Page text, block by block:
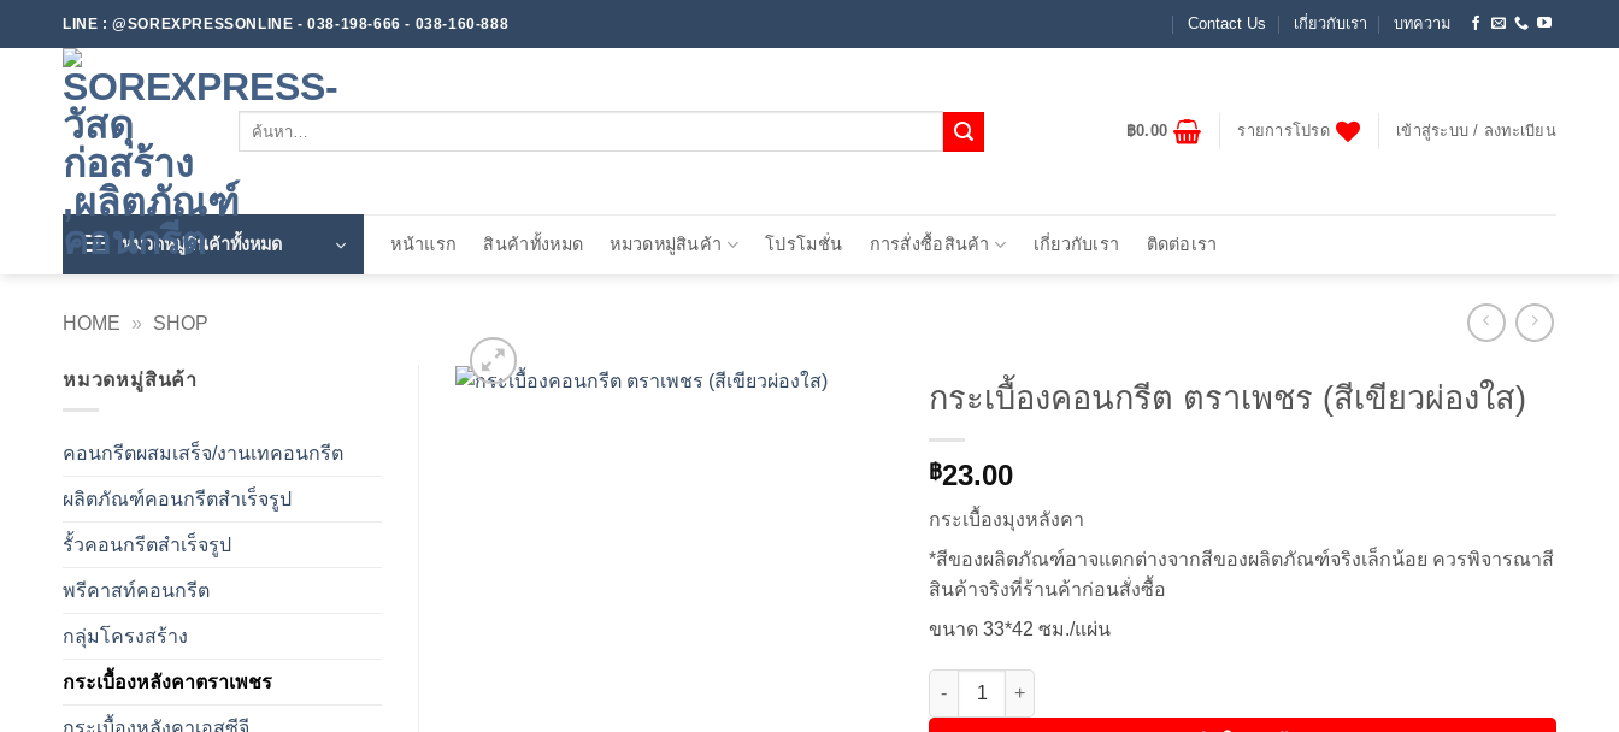
ไป
LINE : @SOREXPRESSONLINE - 038-198-666 - 038-160-888 Contact Us เกี่ยวกับเรา บทความ
ค้นหา:
฿0.00 รายการโปรด เข้าสู่ระบบ / ลงทะเบียน
หมวดหมู่สินค้าทั้งหมด หน้าแรก สินค้าทั้งหมด หมวดหมู่สินค้า โปรโมชั่น การสั่งซื้อสินค้า เกี่ยวกับเรา ติดต่อเรา
HOME » SHOP
หมวดหมู่สินค้า
คอนกรีตผสมเสร็จ/งานเทคอนกรีต
ผลิตภัณฑ์คอนกรีตสำเร็จรูป
รั้วคอนกรีตสำเร็จรูป
พรีคาสท์คอนกรีต
กลุ่มโครงสร้าง
กระเบื้องหลังคาตราเพชร
กระเบื้องหลังคาเอสซีจี
กระเบื้องคอนกรีต ตราเพชร (สีเขียวผ่องใส)
฿23.00
กระเบื้องมุงหลังคา
*สีของผลิตภัณฑ์อาจแตกต่างจากสีของผลิตภัณฑ์จริงเล็กน้อย ควรพิจารณาสี
สินค้าจริงที่ร้านค้าก่อนสั่งซื้อ
ขนาด 33*42 ซม./แผ่น
จำนวน กระเบื้องคอนกรีต ตราเพชร (สีเขียวผ่องใส) ชิ้น